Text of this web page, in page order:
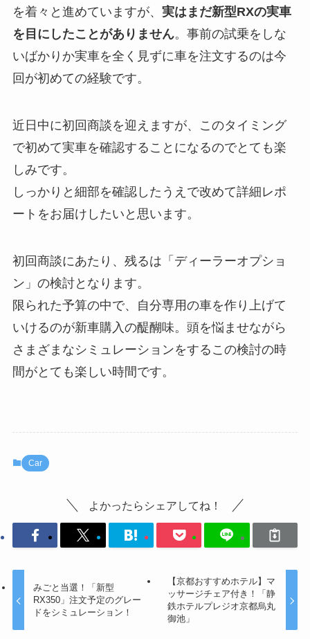
を着々と進めていますが、 実はまだ新型RXの実車
を目にしたことがありません。事前の試乗をしな
いばかりか実車を全く見ずに車を注文するのは今
回が初めての経験です。
近日中に初回商談を迎えますが、このタイミング
で初めて実車を確認することになるのでとても楽
しみです。
しっかりと細部を確認したうえで改めて詳細レポ
ートをお届けしたいと思います。
初回商談にあたり、残るは「ディーラーオプショ
ン」の検討となります。
限られた予算の中で、自分専用の車を作り上げて
いけるのが新車購入の醍醐味。頭を悩ませながら
さまざまなシミュレーションをするこの検討の時
間がとても楽しい時間です。
Car
よかったらシェアしてね！
みごと当選！「新型
RX350」注文予定のグレー
ドをシミュレーション！
【京都おすすめホテル】マ
ッサージチェア付き！「静
鉄ホテルプレジオ京都烏丸
御池」